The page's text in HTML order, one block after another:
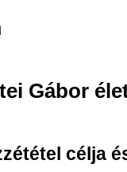
Gábor
célja